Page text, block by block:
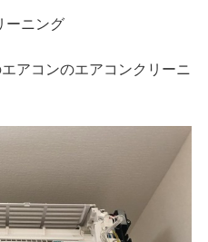
ーニング
アコンのエアコンクリーニ